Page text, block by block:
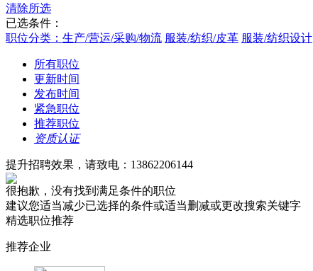
清除所选
已选条件：
职位分类：生产/营运/采购/物流 服装/纺织/皮革 服装/纺织设计
所有职位
更新时间
发布时间
紧急职位
推荐职位
资质认证
提升招聘效果，请致电：13862206144
很抱歉，没有找到满足条件的职位
建议您适当减少已选择的条件或适当删减或更改搜索关键字
精选职位推荐
推荐企业